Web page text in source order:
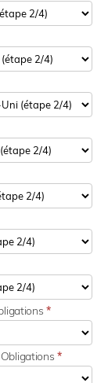
*
*